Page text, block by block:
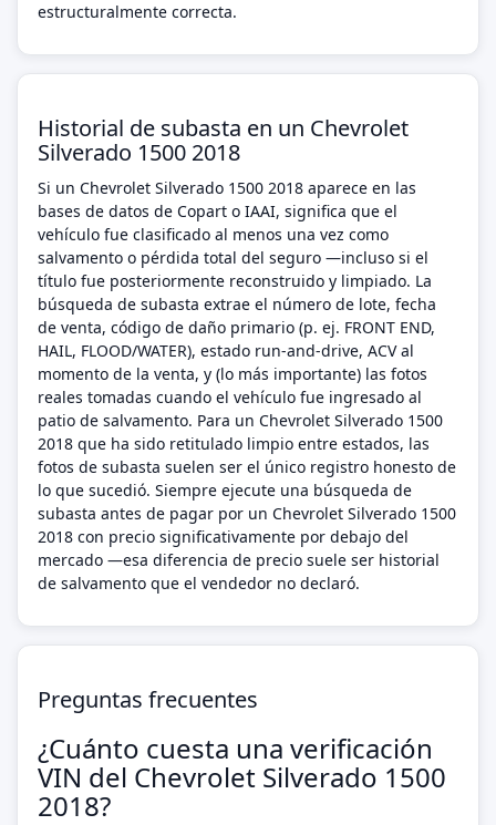
estructuralmente correcta.
Historial de subasta en un Chevrolet
Silverado 1500 2018
Si un Chevrolet Silverado 1500 2018 aparece en las
bases de datos de Copart o IAAI, significa que el
vehículo fue clasificado al menos una vez como
salvamento o pérdida total del seguro —incluso si el
título fue posteriormente reconstruido y limpiado. La
búsqueda de subasta extrae el número de lote, fecha
de venta, código de daño primario (p. ej. FRONT END,
HAIL, FLOOD/WATER), estado run-and-drive, ACV al
momento de la venta, y (lo más importante) las fotos
reales tomadas cuando el vehículo fue ingresado al
patio de salvamento. Para un Chevrolet Silverado 1500
2018 que ha sido retitulado limpio entre estados, las
fotos de subasta suelen ser el único registro honesto de
lo que sucedió. Siempre ejecute una búsqueda de
subasta antes de pagar por un Chevrolet Silverado 1500
2018 con precio significativamente por debajo del
mercado —esa diferencia de precio suele ser historial
de salvamento que el vendedor no declaró.
Preguntas frecuentes
¿Cuánto cuesta una verificación
VIN del Chevrolet Silverado 1500
2018?